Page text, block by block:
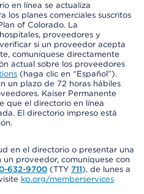
en línea se actualiza
los planes comerciales suscritos
of Colorado. La
proveedores y
si un proveedor acepta
comuníquese directamente
actual sobre los proveedores
(haga clic en “Español”).
un plazo de 72 horas hábiles
Kaiser Permanente
que el directorio en línea
El directorio impreso está
en el directorio o presentar una
proveedor, comuníquese con
632-9700 (TTY 711), de lunes a
kp.org/memberservices